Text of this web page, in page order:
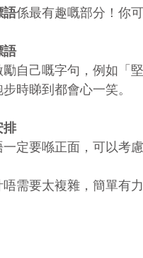
語係最有趣嘅部分！你
語
勵自己嘅字句，例如「
時睇到都會心一笑。
排
一定要喺正面，可以考
需要太複雜，簡單有力